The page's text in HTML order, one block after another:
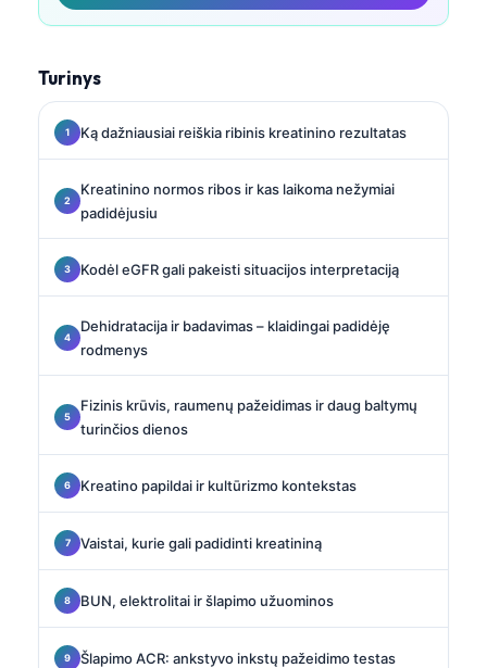
Turinys
Ką dažniausiai reiškia ribinis kreatinino rezultatas
Kreatinino normos ribos ir kas laikoma nežymiai
padidėjusiu
Kodėl eGFR gali pakeisti situacijos interpretaciją
Dehidratacija ir badavimas – klaidingai padidėję
rodmenys
Fizinis krūvis, raumenų pažeidimas ir daug baltymų
turinčios dienos
Kreatino papildai ir kultūrizmo kontekstas
Vaistai, kurie gali padidinti kreatininą
BUN, elektrolitai ir šlapimo užuominos
Šlapimo ACR: ankstyvo inkstų pažeidimo testas